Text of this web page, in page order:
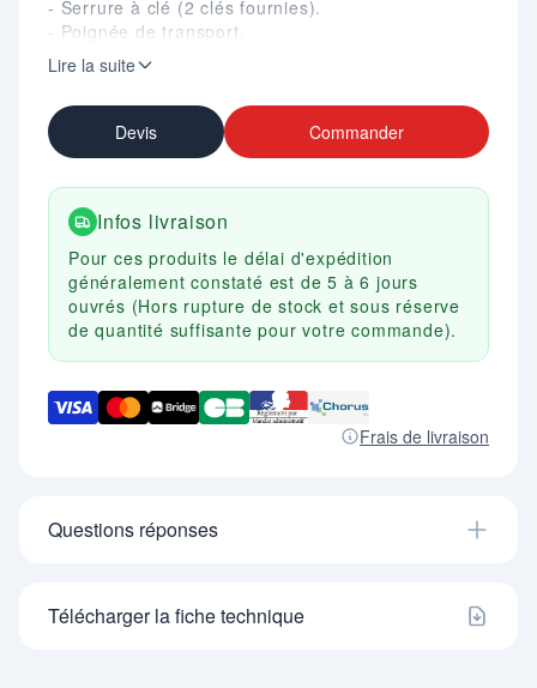
- Serrure à clé (2 clés fournies).
- Poignée de transport.
- Coloris : Bleu mat.
Lire la suite
Devis Commander
Infos livraison
Pour ces produits le délai d'expédition
généralement constaté est de 5 à 6 jours
ouvrés (Hors rupture de stock et sous réserve
de quantité suffisante pour votre commande).
Frais de livraison
Questions réponses
Télécharger la fiche technique